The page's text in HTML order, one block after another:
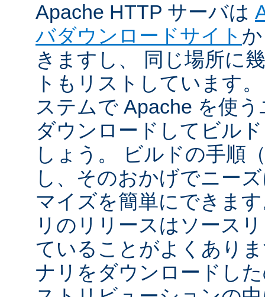
Apache HTTP サーバは
バダウンロードサイト
きますし、 同じ場所に
トもリストしています
ステムで Apache を使
ダウンロードしてビル
しょう。 ビルドの手順
し、そのおかげでニー
マイズを簡単にできま
リのリリースはソース
ていることがよくあり
ナリをダウンロードし